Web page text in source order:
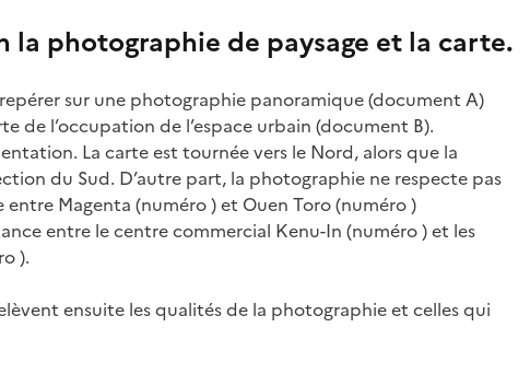
la photographie de paysage et la carte.
sur une photographie panoramique (document A)
de l’occupation de l’espace urbain (document B).
La carte est tournée vers le Nord, alors que la
du Sud. D’autre part, la photographie ne respecte pas
entre Magenta (numéro ) et Ouen Toro (numéro )
entre le centre commercial Kenu-In (numéro ) et les
).
ensuite les qualités de la photographie et celles qui